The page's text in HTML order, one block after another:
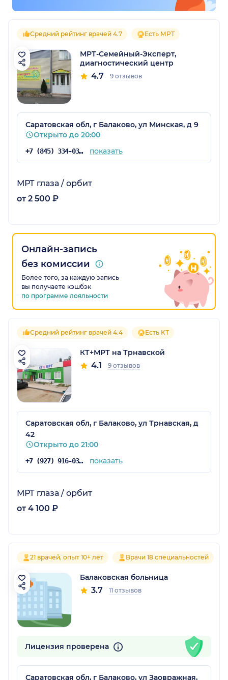
Средний рейтинг врачей 4.7 Есть МРТ
МРТ-Семейный-Эксперт,
диагностический центр
4.7 9 отзывов
Саратовская обл, г Балаково, ул Минская, д 9
Открыто до 20:00
+7 (845) 334-03-04 показать
МРТ глаза / орбит
от 2 500 ₽
Онлайн-запись
без комиссии
Более того, за каждую запись
вы получаете кэшбэк
по программе лояльности
Средний рейтинг врачей 4.4 Есть КТ
КТ+МРТ на Трнавской
4.1 9 отзывов
Саратовская обл, г Балаково, ул Трнавская, д
42
Открыто до 21:00
+7 (927) 916-03-03 показать
МРТ глаза / орбит
от 4 100 ₽
21 врачей, опыт 10+ лет Врачи 18 специальностей
Балаковская больница
3.7 11 отзывов
Лицензия проверена
Саратовская обл, г Балаково, ул Заовражная,